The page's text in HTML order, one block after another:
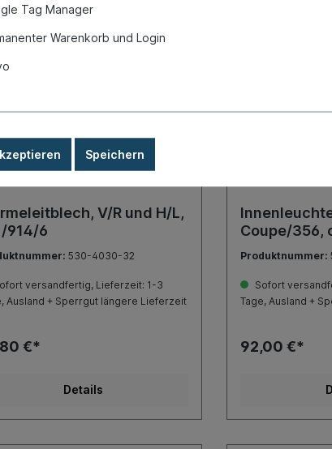
V/R und H/L,
914/6
530-4030-32
versandfertig, Lieferzeit: 1-3
Ausland + Sperrgut längere Lieferzeit
€*
Details
Coupe/356,
Produktnummer:
Sofort
Tage, Ausland +
92,00 €*
Tag Manager
Warenkorb und Login
Speichern